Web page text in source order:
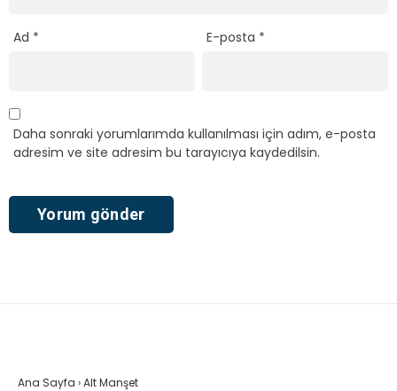
Ad * E-posta *
Daha sonraki yorumlarımda kullanılması için adım, e-posta
adresim ve site adresim bu tarayıcıya kaydedilsin.
Ana Sayfa ›Alt Manşet